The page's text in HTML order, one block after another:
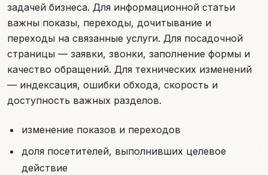
задачей бизнеса. Для информационной статьи
важны показы, переходы, дочитывание и
переходы на связанные услуги. Для посадочной
страницы — заявки, звонки, заполнение формы и
качество обращений. Для технических изменений
— индексация, ошибки обхода, скорость и
доступность важных разделов.
изменение показов и переходов
доля посетителей, выполнивших целевое
действие